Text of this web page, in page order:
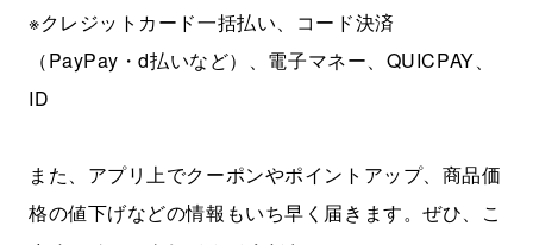
※クレジットカード一括払い、コード決済
（PayPay・d払いなど）、電子マネー、QUICPAY、
ID
また、アプリ上でクーポンやポイントアップ、商品価
格の値下げなどの情報もいち早く届きます。ぜひ、こ